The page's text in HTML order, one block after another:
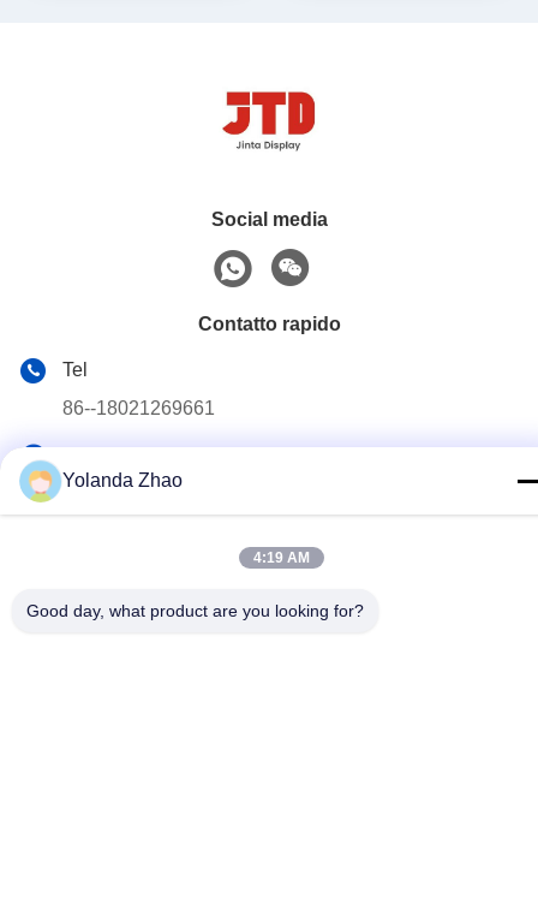
Social media
Contatto rapido
Tel
86--18021269661
yolanda@chinesejinta.com
Zona di industria di Cheluba, città di Shanghu, città di
Yolanda Zhao
4:19 AM
Good day, what product are you looking for?